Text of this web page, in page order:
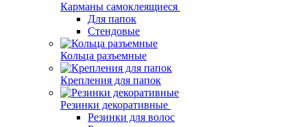
Карманы самоклеящиеся
Для папок
Стендовые
Кольца разъемные
Крепления для папок
Резинки декоративные
Резинки для волос